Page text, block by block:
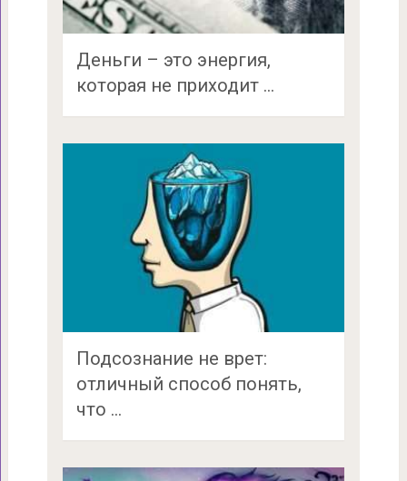
Деньги – это энергия,
которая не приходит …
Подсознание не врет:
отличный способ понять,
что …